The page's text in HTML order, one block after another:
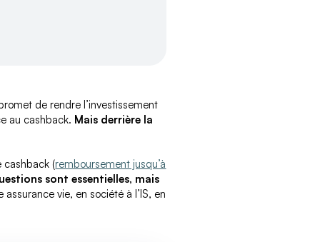
de rendre l’investissement
au cashback. Mais derrière la
cashback (remboursement jusqu’à
sont essentielles, mais
vie, en société à l’IS, en